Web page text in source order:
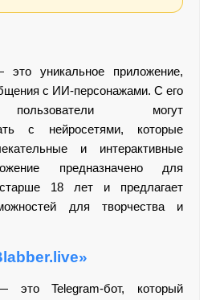
это уникальное приложение,
с ИИ-персонажами. С его
могут
с нейросетями, которые
и интерактивные
предназначено для
старше 18 лет и предлагает
для творчества и
это Telegram-бот, который